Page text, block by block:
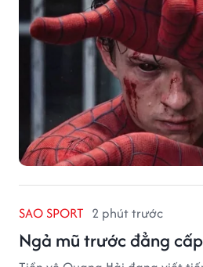
SAO SPORT 2 phút trước
Ngả mũ trước đẳng